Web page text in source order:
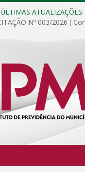
ÚLTIMAS ATUALIZAÇÕES: